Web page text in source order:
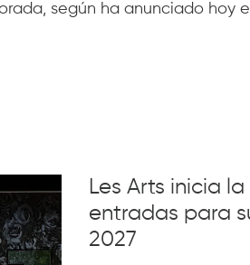
según ha anunciado hoy
Les Arts inicia
entradas para
2027